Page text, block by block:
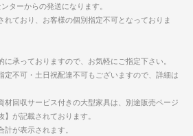
ターからの発送になります。
れており、お客様の個別指定不可となっておりま
承っておりますので、お気軽にご指定下さい。
不可・土日祝配達不可もございますので、詳細は
材回収サービス付きの大型家具は、別途販売ページ
が記載されております。
が表示されます。